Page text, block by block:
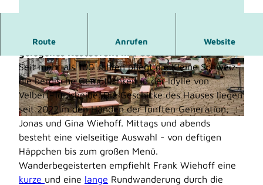
© Restaurant Kleine Schweiz | CC-BY-SA
© Kreis Mettmann |CC-BY-SA © Kreis Mettmann, Dominik Ketz
Route Anrufen Website
In der idyllischen Hügellandschaft Niederbergs
Seit mehr als 100 Jahren pflegt die Kleine Schweiz
die bergische Gemütlichkeit in der Idylle von
Velbert-Tönisheide. Die Geschicke des Hauses liegen
seit 2022 in den Händen der fünften Generation,
Jonas und Gina Wiehoff. Mittags und abends
besteht eine vielseitige Auswahl - von deftigen
Häppchen bis zum großen Menü.
Wanderbegeisterten empfiehlt Frank Wiehoff eine
kurze und eine lange Rundwanderung durch die